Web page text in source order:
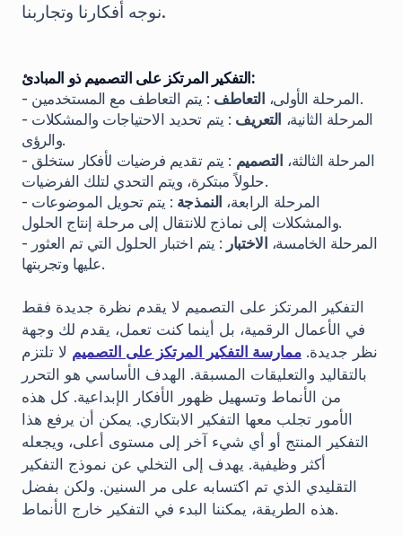
نوجه أفكارنا وتجاربنا.
التفكير المرتكز على التصميم ذو المبادئ:
- المرحلة الأولى، التعاطف
: يتم التعاطف مع المستخدمين.
- المرحلة الثانية، التعريف : يتم تحديد الاحتياجات والمشكلات
والرؤى.
- المرحلة الثالثة، التصميم : يتم تقديم فرضيات لأفكار ستخلق
حلولاً مبتكرة، ويتم التحدي لتلك الفرضيات.
- المرحلة الرابعة، النمذجة : يتم تحويل الموضوعات
والمشكلات إلى نماذج للانتقال إلى مرحلة إنتاج الحلول.
- المرحلة الخامسة، الاختبار : يتم اختبار الحلول التي تم العثور
عليها وتجربتها.
التفكير المرتكز على التصميم لا يقدم نظرة جديدة فقط
في الأعمال الرقمية، بل أينما كنت تعمل، يقدم لك وجهة
نظر جديدة. ممارسة التفكير المرتكز على التصميم لا تلتزم
بالتقاليد والتعليقات المسبقة. الهدف الأساسي هو التحرر
من الأنماط وتسهيل ظهور الأفكار الإبداعية. كل هذه
الأمور تجلب معها التفكير الابتكاري. يمكن أن يرفع هذا
التفكير المنتج أو أي شيء آخر إلى مستوى أعلى، ويجعله
أكثر وظيفية. يهدف إلى التخلي عن نموذج التفكير
التقليدي الذي تم اكتسابه على مر السنين. ولكن بفضل
هذه الطريقة، يمكننا البدء في التفكير خارج الأنماط.